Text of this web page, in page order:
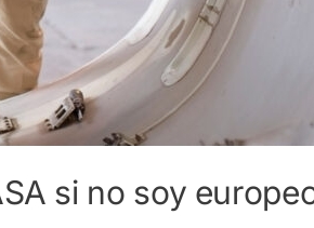
si no soy